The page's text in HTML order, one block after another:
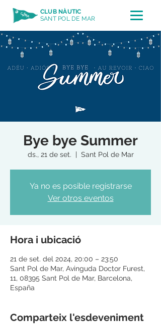
CLUB NÀUTIC
SANT POL DE MAR
Bye bye Summer
ds., 21 de set.
  |
Sant Pol de Mar
Ya no es posible registrarse
Ver otros eventos
Hora i ubicació
21 de set. del 2024, 20:00 – 23:50
Sant Pol de Mar, Avinguda Doctor Furest,
11, 08395 Sant Pol de Mar, Barcelona,
España
Comparteix l'esdeveniment